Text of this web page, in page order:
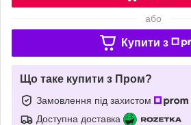
або
Купити з
Що таке купити з Пром?
Замовлення під захистом
Доступна доставка